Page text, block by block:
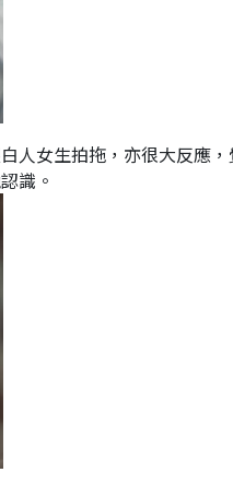
人女生拍拖，亦很大反應
識。